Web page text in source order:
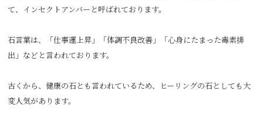
て、インセクトアンバーと呼ばれております。
石言葉は、「仕事運上昇」「体調不良改善」「心身にたまった毒素排
出」などと言われております。
古くから、健康の石とも言われているため、ヒーリングの石としても大
変人気があります。